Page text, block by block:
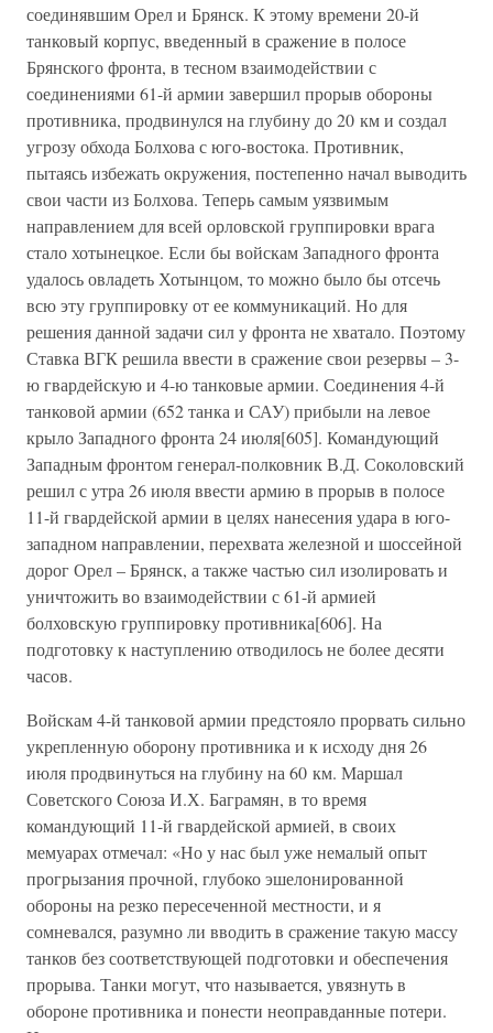
соединявшим Орел и Брянск. К этому времени 20-й
танковый корпус, введенный в сражение в полосе
Брянского фронта, в тесном взаимодействии с
соединениями 61-й армии завершил прорыв обороны
противника, продвинулся на глубину до 20 км и создал
угрозу обхода Болхова с юго-востока. Противник,
пытаясь избежать окружения, постепенно начал выводить
свои части из Болхова. Теперь самым уязвимым
направлением для всей орловской группировки врага
стало хотынецкое. Если бы войскам Западного фронта
удалось овладеть Хотынцом, то можно было бы отсечь
всю эту группировку от ее коммуникаций. Но для
решения данной задачи сил у фронта не хватало. Поэтому
Ставка ВГК решила ввести в сражение свои резервы – 3-
ю гвардейскую и 4-ю танковые армии. Соединения 4-й
танковой армии (652 танка и САУ) прибыли на левое
крыло Западного фронта 24 июля[605]. Командующий
Западным фронтом генерал-полковник В.Д. Соколовский
решил с утра 26 июля ввести армию в прорыв в полосе
11-й гвардейской армии в целях нанесения удара в юго-
западном направлении, перехвата железной и шоссейной
дорог Орел – Брянск, а также частью сил изолировать и
уничтожить во взаимодействии с 61-й армией
болховскую группировку противника[606]. На
подготовку к наступлению отводилось не более десяти
часов.
Войскам 4-й танковой армии предстояло прорвать сильно
укрепленную оборону противника и к исходу дня 26
июля продвинуться на глубину на 60 км. Маршал
Советского Союза И.Х. Баграмян, в то время
командующий 11-й гвардейской армией, в своих
мемуарах отмечал: «Но у нас был уже немалый опыт
прогрызания прочной, глубоко эшелонированной
обороны на резко пересеченной местности, и я
сомневался, разумно ли вводить в сражение такую массу
танков без соответствующей подготовки и обеспечения
прорыва. Танки могут, что называется, увязнуть в
обороне противника и понести неоправданные потери.